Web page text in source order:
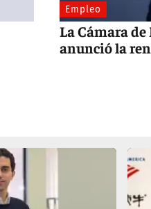
Empleo
La Cámara
anunció la